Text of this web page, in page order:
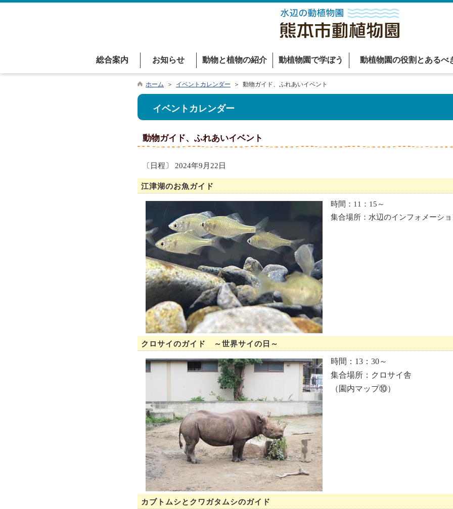
総合案内 お知らせ 動物と植物の紹介 動植物園で学ぼう 動植物園の役割とあるべ
ホーム ＞ イベントカレンダー ＞ 動物ガイド、ふれあいイベント
イベントカレンダー
動物ガイド、ふれあいイベント
〔日程〕 2024年9月22日
江津湖のお魚ガイド
時間：11：15～
集合場所：水辺のインフォメーシ
クロサイのガイド ～世界サイの日～
時間：13：30～
集合場所：クロサイ舎
（園内マップ⑩）
カブトムシとクワガタムシのガイド